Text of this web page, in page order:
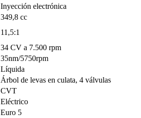
Inyección electrónica
349,8 cc
11,5:1
34 CV a 7.500 rpm
35nm/5750rpm
Líquida
Árbol de levas en culata, 4 válvulas
CVT
Eléctrico
Euro 5